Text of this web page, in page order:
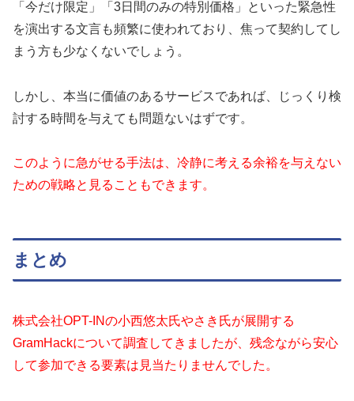
「今だけ限定」「3日間のみの特別価格」といった緊急性
を演出する文言も頻繁に使われており、焦って契約してし
まう方も少なくないでしょう。
しかし、本当に価値のあるサービスであれば、じっくり検
討する時間を与えても問題ないはずです。
このように急がせる手法は、冷静に考える余裕を与えない
ための戦略と見ることもできます。
まとめ
株式会社OPT-INの小西悠太氏やさき氏が展開する
GramHackについて調査してきましたが、残念ながら安心
して参加できる要素は見当たりませんでした。